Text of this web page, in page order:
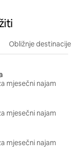
Obližnje destinacije
mjesečni najam
mjesečni najam
mjesečni najam